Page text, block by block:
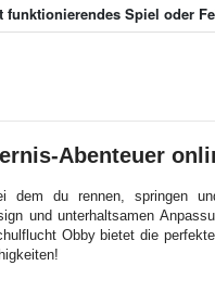
funktionierendes Spiel oder
Abenteuer
du rennen, springen
und unterhaltsamen
Obby bietet die